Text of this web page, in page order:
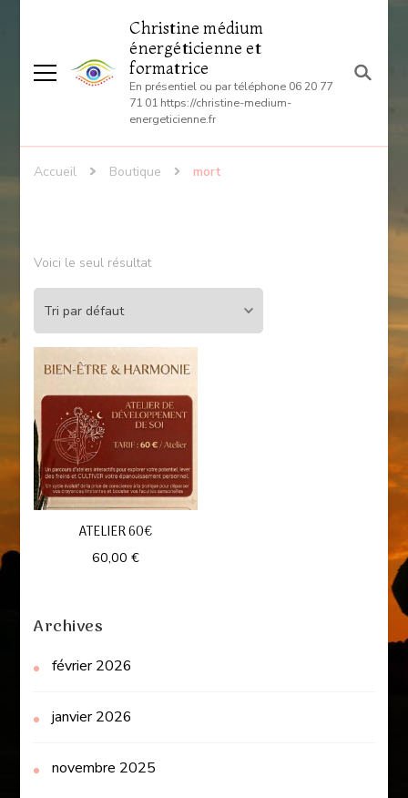
Christine médium
énergéticienne et
formatrice
En présentiel ou par téléphone 06 20 77
71 01 https://christine-medium-
energeticienne.fr
Accueil Boutique mort
Voici le seul résultat
ATELIER 60€
60,00 €
Archives
février 2026
janvier 2026
novembre 2025